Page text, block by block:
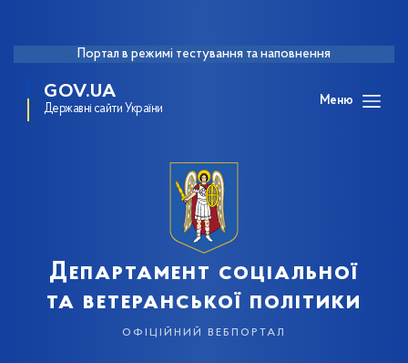
Портал в режимі тестування та наповнення
GOV.UA
Державні сайти України
Меню
Департамент соціальної
та ветеранської політики
офіційний вебпортал